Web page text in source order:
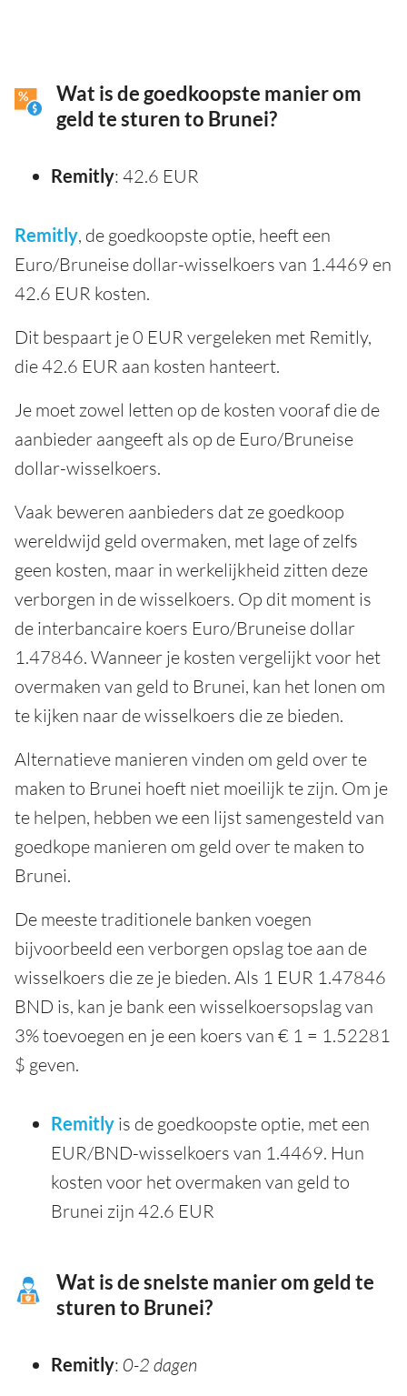
Wat is de goedkoopste manier om
geld te sturen to Brunei?
Remitly: 42.6 EUR
Remitly, de goedkoopste optie, heeft een
Euro/Bruneise dollar-wisselkoers van 1.4469 en
42.6 EUR kosten.
Dit bespaart je 0 EUR vergeleken met Remitly,
die 42.6 EUR aan kosten hanteert.
Je moet zowel letten op de kosten vooraf die de
aanbieder aangeeft als op de Euro/Bruneise
dollar-wisselkoers.
Vaak beweren aanbieders dat ze goedkoop
wereldwijd geld overmaken, met lage of zelfs
geen kosten, maar in werkelijkheid zitten deze
verborgen in de wisselkoers. Op dit moment is
de interbancaire koers Euro/Bruneise dollar
1.47846. Wanneer je kosten vergelijkt voor het
overmaken van geld to Brunei, kan het lonen om
te kijken naar de wisselkoers die ze bieden.
Alternatieve manieren vinden om geld over te
maken to Brunei hoeft niet moeilijk te zijn. Om je
te helpen, hebben we een lijst samengesteld van
goedkope manieren om geld over te maken to
Brunei.
De meeste traditionele banken voegen
bijvoorbeeld een verborgen opslag toe aan de
wisselkoers die ze je bieden. Als 1 EUR 1.47846
BND is, kan je bank een wisselkoersopslag van
3% toevoegen en je een koers van € 1 = 1.52281
$ geven.
Remitly is de goedkoopste optie, met een
EUR/BND-wisselkoers van 1.4469. Hun
kosten voor het overmaken van geld to
Brunei zijn 42.6 EUR
Wat is de snelste manier om geld te
sturen to Brunei?
Remitly: 0-2 dagen